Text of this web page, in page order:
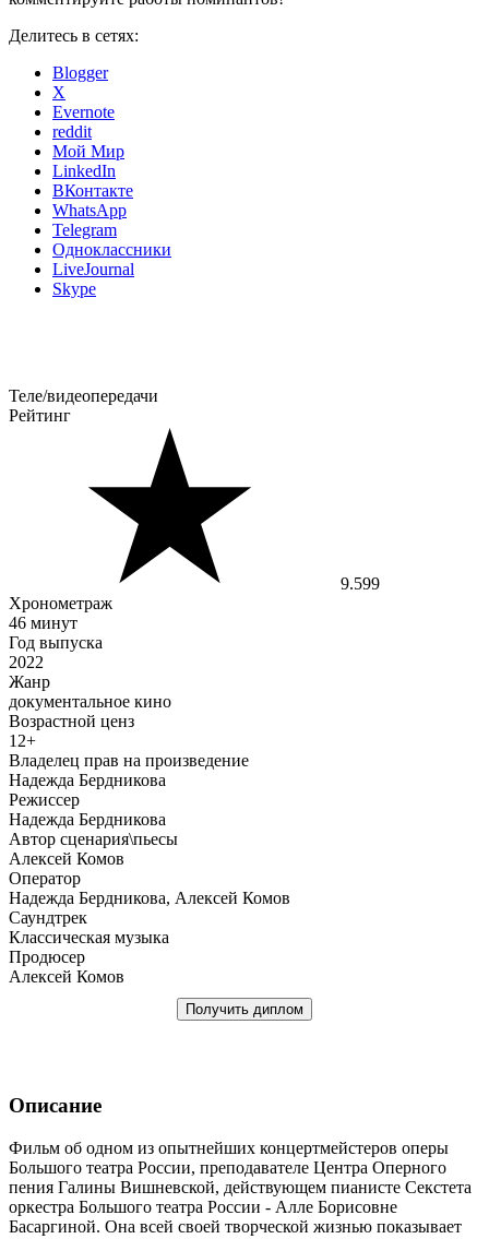
Делитесь в сетях:
Blogger
X
Evernote
reddit
Мой Мир
LinkedIn
ВКонтакте
WhatsApp
Telegram
Одноклассники
LiveJournal
Skype
Теле/видеопередачи
Рейтинг
9.599
Хронометраж
46 минут
Год выпуска
2022
Жанр
документальное кино
Возрастной ценз
12+
Владелец прав на произведение
Надежда Бердникова
Режиссер
Надежда Бердникова
Автор сценария\пьесы
Алексей Комов
Оператор
Надежда Бердникова, Алексей Комов
Саундтрек
Классическая музыка
Продюсер
Алексей Комов
Получить диплом
Описание
Фильм об одном из опытнейших концертмейстеров оперы
Большого театра России, преподавателе Центра Оперного
пения Галины Вишневской, действующем пианисте Секстета
оркестра Большого театра России - Алле Борисовне
Басаргиной. Она всей своей творческой жизнью показывает